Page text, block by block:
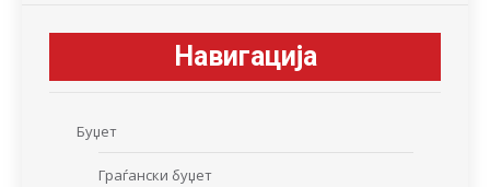
Навигација
Буџет
Граѓански буџет